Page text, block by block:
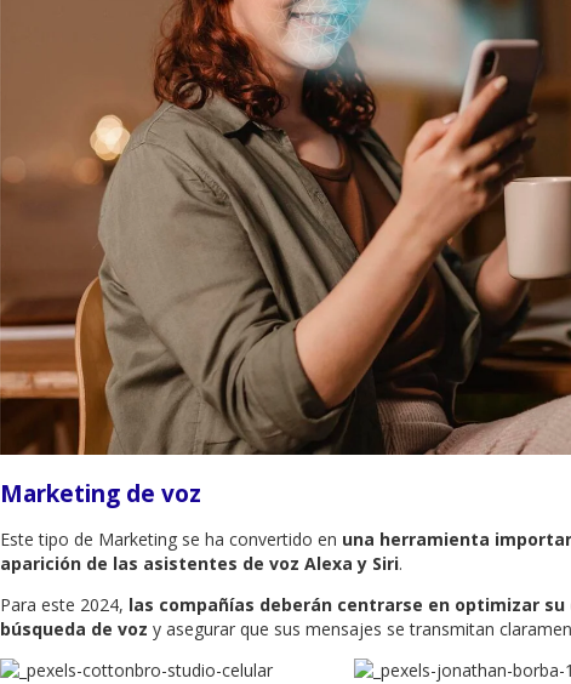
Marketing de voz
Este tipo de Marketing se ha convertido en una herramienta
aparición de las asistentes de voz Alexa y Siri.
Para este 2024, las compañías deberán centrarse en optimizar
búsqueda de voz y asegurar que sus mensajes se transmitan